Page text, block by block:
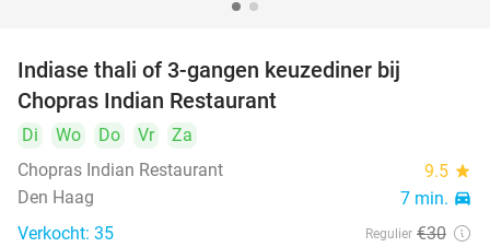
Indiase thali of 3-gangen keuzediner bij
Chopras Indian Restaurant
Di Wo Do Vr
Za
Chopras Indian Restaurant
9.5 star
Den Haag 7 min. directions_car
Verkocht: 35 Regulier €30